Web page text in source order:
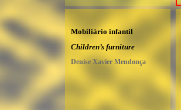
Mobiliário infantil
Children’s furniture
Denise Xavier Mendonça